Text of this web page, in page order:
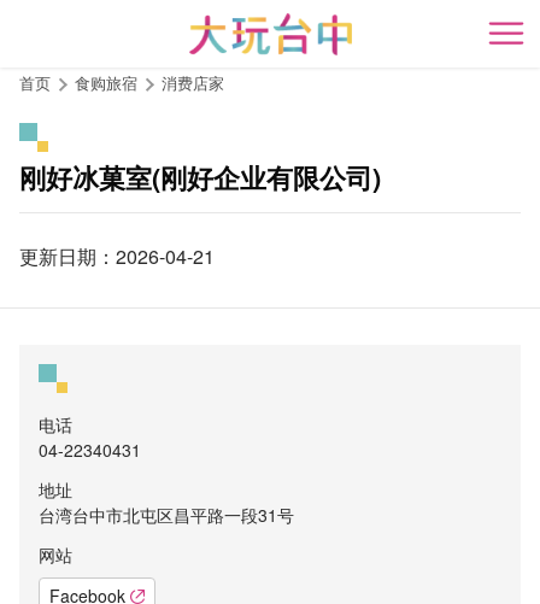
开
首页 食购旅宿 消费店家
刚好冰菓室(刚好企业有限公司)
更新日期：2026-04-21
电话
04-22340431
地址
台湾台中市北屯区昌平路一段31号
网站
Facebook